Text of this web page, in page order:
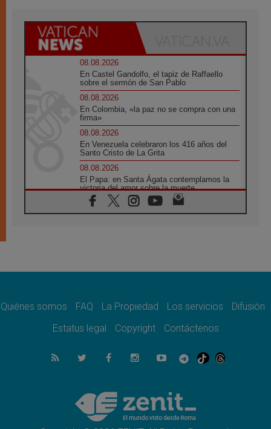
08.08.2026
En Castel Gandolfo, el tapiz de Raffaello
sobre el sermón de San Pablo
08.08.2026
En Colombia, «la paz no se compra con una
firma»
08.08.2026
En Venezuela celebraron los 416 años del
Santo Cristo de La Grita
08.08.2026
El Papa: en Santa Ágata contemplamos la
victoria del amor sobre la muerte
08.08.2026
León XIV visitará el Santuario de la Madre
07.08.2026
07.08.2026
el compromiso del cristiano"
La matanza de niños en Gaza no cesa: 300
muertos en 300 días
Tagle: La guerra desfigura el mundo, solo la
revelación de Dios lo transfigura
Quiénes somos FAQ La Propiedad Los servicios
Difusión
Estatus legal
Copyright Contáctenos